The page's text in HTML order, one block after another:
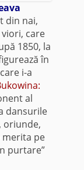
nai,
care
1850, la
în
i-a
al
dansurile
merita pe
purtare”